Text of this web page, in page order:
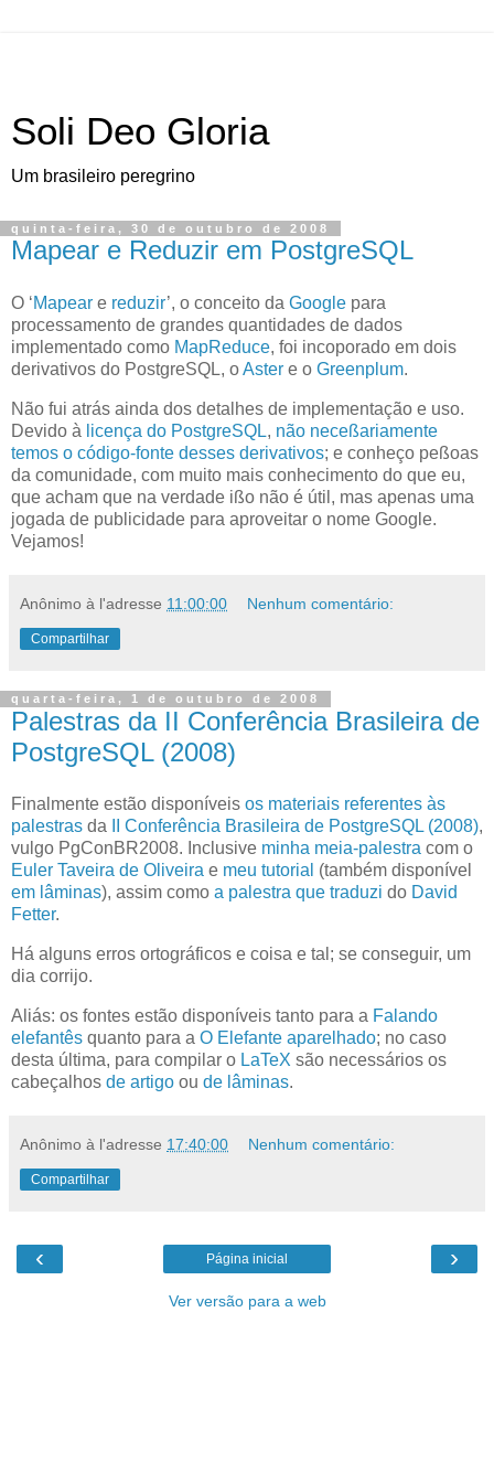
Soli Deo Gloria
Um brasileiro peregrino
quinta-feira, 30 de outubro de 2008
Mapear e Reduzir em PostgreSQL
O ‘Mapear e reduzir’, o conceito da Google para
processamento de grandes quantidades de dados
implementado como MapReduce, foi incoporado em dois
derivativos do PostgreSQL, oAster e o Greenplum.
Não fui atrás ainda dos detalhes de implementação e uso.
Devido à licença do PostgreSQL, não neceßariamente
temos o código-fonte desses derivativos; e conheço peßoas
da comunidade, com muito mais conhecimento do que eu,
que acham que na verdade ißo não é útil, mas apenas uma
jogada de publicidade para aproveitar o nome Google.
Vejamos!
Anônimo à l'adresse 11:00:00 Nenhum comentário:
Compartilhar
quarta-feira, 1 de outubro de 2008
Palestras da II Conferência Brasileira de
PostgreSQL (2008)
Finalmente estão disponíveis os materiais referentes às
palestras da II Conferência Brasileira de PostgreSQL (2008),
vulgo PgConBR2008. Inclusive minha meia-palestra com o
Euler Taveira de Oliveira e meu tutorial (também disponível
em lâminas), assim como a palestra que traduzi do David
Fetter.
Há alguns erros ortográficos e coisa e tal; se conseguir, um
dia corrijo.
Aliás: os fontes estão disponíveis tanto para a Falando
elefantês quanto para a O Elefante aparelhado; no caso
desta última, para compilar o LaTeX são necessários os
cabeçalhos de artigo ou de lâminas.
Anônimo à l'adresse 17:40:00 Nenhum comentário:
Compartilhar
‹ ›
Página inicial
Ver versão para a web